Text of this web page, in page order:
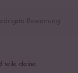
teile deine